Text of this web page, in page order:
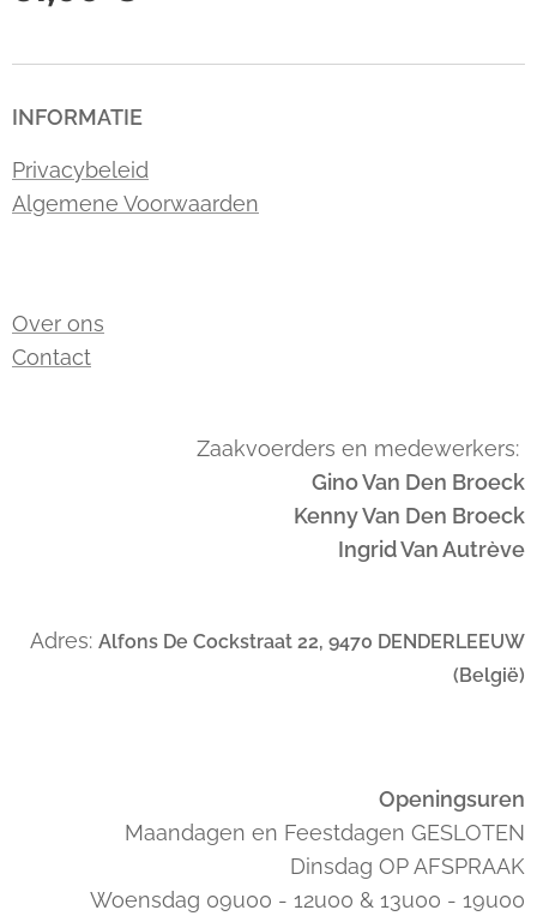
INFORMATIE
Privacybeleid
Algemene Voorwaarden
Over ons
Contact
Zaakvoerders en medewerkers:
Gino Van Den Broeck
Kenny Van Den Broeck
Ingrid Van Autrève
Adres: Alfons De Cockstraat 22, 9470 DENDERLEEUW
(België)
Openingsuren
Maandagen en Feestdagen GESLOTEN
Dinsdag OP AFSPRAAK
Woensdag 09u00 - 12u00 & 13u00 - 19u00